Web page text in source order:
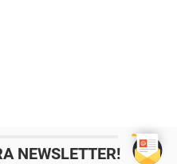
NEWSLETTER!